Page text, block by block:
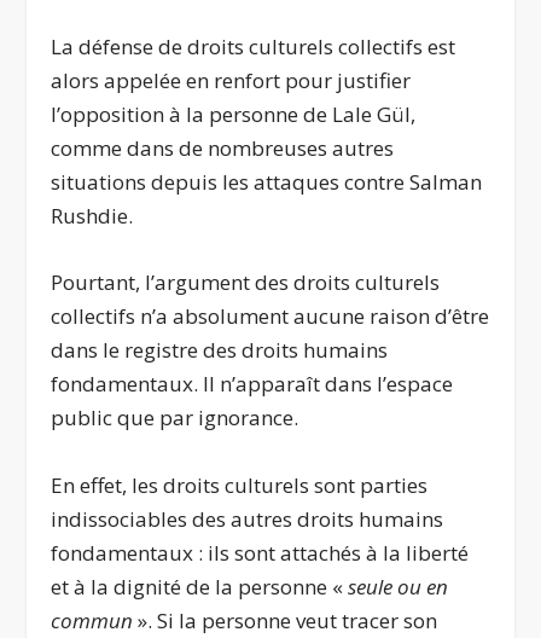
La défense de droits culturels collectifs est
alors appelée en renfort pour justifier
l’opposition à la personne de Lale Gül,
comme dans de nombreuses autres
situations depuis les attaques contre Salman
Rushdie.
Pourtant, l’argument des droits culturels
collectifs n’a absolument aucune raison d’être
dans le registre des droits humains
fondamentaux. Il n’apparaît dans l’espace
public que par ignorance.
En effet, les droits culturels sont parties
indissociables des autres droits humains
fondamentaux : ils sont attachés à la liberté
et à la dignité de la personne «seule ou en
commun». Si la personne veut tracer son